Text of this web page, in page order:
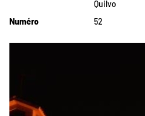
Quilvo
Numéro
52